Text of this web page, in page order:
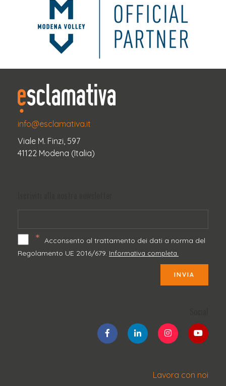
info@esclamativa.it
Viale M. Finzi, 597
41122 Modena (Italia)
* Acconsento al trattamento dei dati a norma del
Regolamento UE 2016/679. Informativa completa.
INVIA
Lavora con noi